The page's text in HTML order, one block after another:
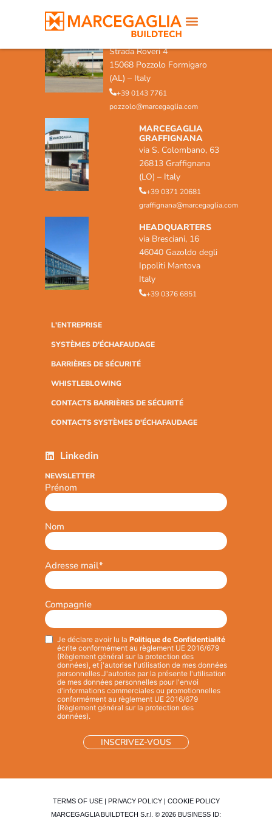
MARCEGAGLIA POZZOLO
FORMIGARO
Strada Roveri 4
15068 Pozzolo Formigaro
(AL) – Italy
+39 0143 7761
pozzolo@marcegaglia.com
MARCEGAGLIA
GRAFFIGNANA
via S. Colombano, 63
26813 Graffignana
(LO) – Italy
+39 0371 20681
graffignana@marcegaglia.com
HEADQUARTERS
via Bresciani, 16
46040 Gazoldo degli
Ippoliti Mantova
Italy
+39 0376 6851
L'ENTREPRISE
SYSTÈMES D'ÉCHAFAUDAGE
BARRIÈRES DE SÉCURITÉ
WHISTLEBLOWING
CONTACTS BARRIÈRES DE SÉCURITÉ
CONTACTS SYSTÈMES D'ÉCHAFAUDAGE
Linkedin
NEWSLETTER
Prénom
Nom
Adresse mail*
Compagnie
Privacy*
Je déclare avoir lu la Politique de Confidentialité
écrite conformément au règlement UE 2016/679
(Règlement général sur la protection des
données), et j'autorise l'utilisation de mes données
personnelles.J'autorise par la présente l'utilisation
de mes données personnelles pour l'envoi
d'informations commerciales ou promotionnelles
conformément au règlement UE 2016/679
(Règlement général sur la protection des
données).
TERMS OF USE| PRIVACY POLICY| COOKIE POLICY
MARCEGAGLIA BUILDTECH S.r.l. © 2026 BUSINESS ID: